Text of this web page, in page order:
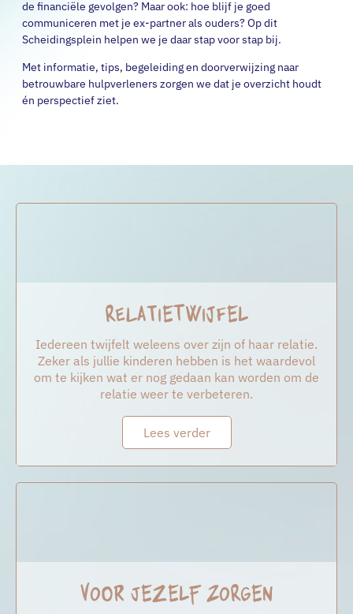
de financiële gevolgen? Maar ook: hoe blijf je goed
communiceren met je ex-partner als ouders? Op dit
Scheidingsplein helpen we je daar stap voor stap bij.
Met informatie, tips, begeleiding en doorverwijzing naar
betrouwbare hulpverleners zorgen we dat je overzicht houdt
én perspectief ziet.
Relatietwijfel
Iedereen twijfelt weleens over zijn of haar relatie.
Zeker als jullie kinderen hebben is het waardevol
om te kijken wat er nog gedaan kan worden om de
relatie weer te verbeteren.
Lees verder
Voor jezelf zorgen